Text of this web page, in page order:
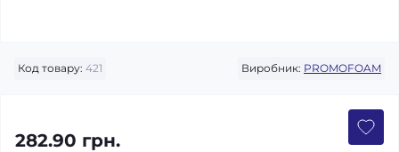
Код товару: 421 Виробник: PROMOFOAM
282.90 грн.